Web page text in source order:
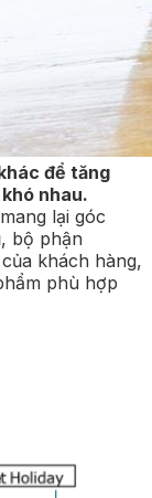
để tăng
nhau.
lại góc
bộ phận
khách hàng,
phù hợp